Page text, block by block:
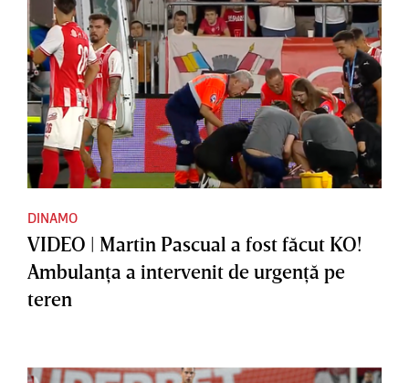
DINAMO
VIDEO | Martin Pascual a fost făcut KO!
Ambulanţa a intervenit de urgenţă pe
teren